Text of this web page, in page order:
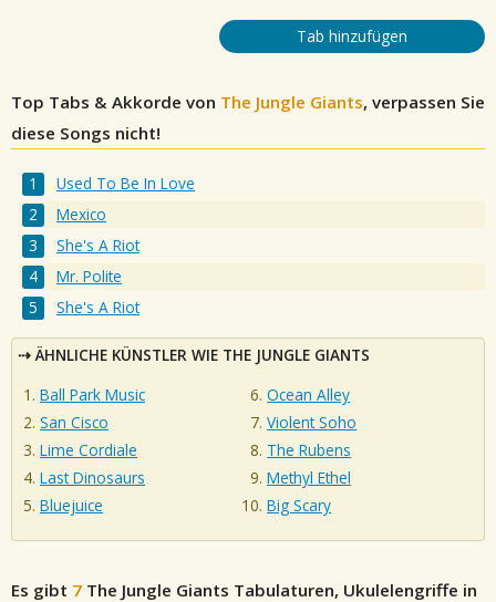
Tab hinzufügen
Top Tabs & Akkorde von The Jungle Giants, verpassen Sie
diese Songs nicht!
Used To Be In Love
Mexico
She's A Riot
Mr. Polite
She's A Riot
ÄHNLICHE KÜNSTLER WIE THE JUNGLE GIANTS
Ball Park Music
San Cisco
Lime Cordiale
Last Dinosaurs
Bluejuice
Ocean Alley
Violent Soho
The Rubens
Methyl Ethel
Big Scary
Es gibt 7 The Jungle Giants Tabulaturen, Ukulelengriffe in